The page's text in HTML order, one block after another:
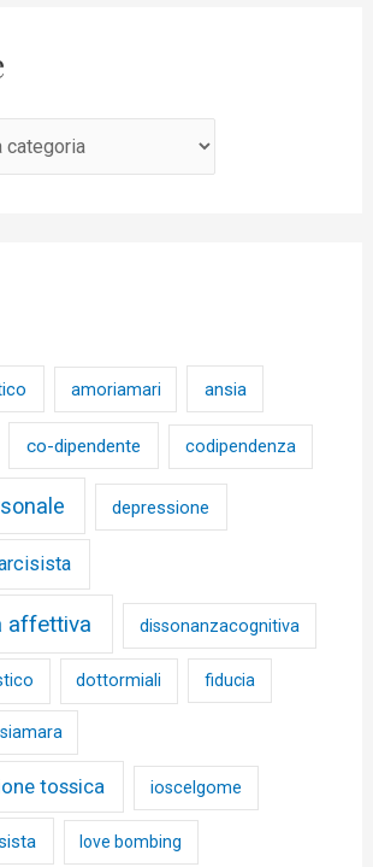
amoriamari ansia
co-dipendente codipendenza
depressione
affettiva dissonanzacognitiva
dottormiali fiducia
tossica ioscelgome
love bombing